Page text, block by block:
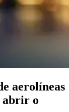
aerolíneas
abrir o